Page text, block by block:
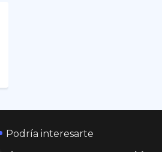
Podría interesarte